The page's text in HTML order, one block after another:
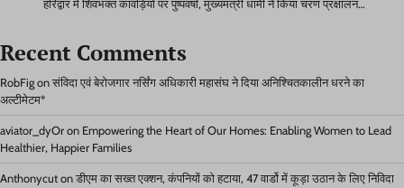
हरिद्वार में शिवभक्त कांवड़ियों पर पुष्पवर्षा, मुख्यमंत्री धामी ने किया चरण प्रक्षालन…
Recent Comments
RobFig on संविदा एवं बेरोजगार नर्सिंग अधिकारी महासंघ ने दिया अनिश्चितकालीन धरने का
अल्टीमेटम*
aviator_dyOr on Empowering the Heart of Our Homes: Enabling Women to Lead
Healthier, Happier Families
Anthonycut on डीएम का सख्त एक्शन, कंपनियों को हटाया, 47 वार्डो में कूड़ा उठान के लिए निविदा